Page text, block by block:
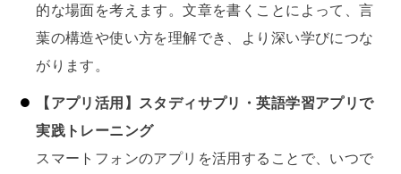
的な場面を考えます。文章を書くことによって、言
葉の構造や使い方を理解でき、より深い学びにつな
がります。
【アプリ活用】スタディサプリ・英語学習アプリで
実践トレーニング
スマートフォンのアプリを活用することで、いつで